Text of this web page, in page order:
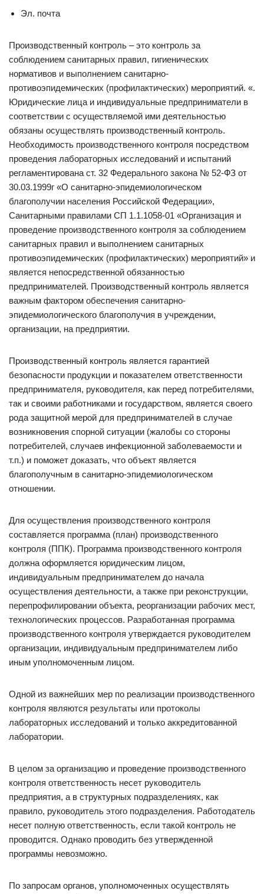
Эл. почта
Производственный контроль – это контроль за
соблюдением санитарных правил, гигиенических
нормативов и выполнением санитарно-
противоэпидемических (профилактических) мероприятий. «.
Юридические лица и индивидуальные предприниматели в
соответствии с осуществляемой ими деятельностью
обязаны осуществлять производственный контроль.
Необходимость производственного контроля посредством
проведения лабораторных исследований и испытаний
регламентирована ст. 32 Федерального закона № 52-ФЗ от
30.03.1999г «О санитарно-эпидемиологическом
благополучии населения Российской Федерации»,
Санитарными правилами СП 1.1.1058-01 «Организация и
проведение производственного контроля за соблюдением
санитарных правил и выполнением санитарных
противоэпидемических (профилактических) мероприятий» и
является непосредственной обязанностью
предпринимателей. Производственный контроль является
важным фактором обеспечения санитарно-
эпидемиологического благополучия в учреждении,
организации, на предприятии.
Производственный контроль является гарантией
безопасности продукции и показателем ответственности
предпринимателя, руководителя, как перед потребителями,
так и своими работниками и государством, является своего
рода защитной мерой для предпринимателей в случае
возникновения спорной ситуации (жалобы со стороны
потребителей, случаев инфекционной заболеваемости и
т.п.) и поможет доказать, что объект является
благополучным в санитарно-эпидемиологическом
отношении.
Для осуществления производственного контроля
составляется программа (план) производственного
контроля (ППК). Программа производственного контроля
должна оформляется юридическим лицом,
индивидуальным предпринимателем до начала
осуществления деятельности, а также при реконструкции,
перепрофилировании объекта, реорганизации рабочих мест,
технологических процессов. Разработанная программа
производственного контроля утверждается руководителем
организации, индивидуальным предпринимателем либо
иным уполномоченным лицом.
Одной из важнейших мер по реализации производственного
контроля являются результаты или протоколы
лабораторных исследований и только аккредитованной
лаборатории.
В целом за организацию и проведение производственного
контроля ответственность несет руководитель
предприятия, а в структурных подразделениях, как
правило, руководитель этого подразделения. Работодатель
несет полную ответственность, если такой контроль не
проводится. Однако проводить без утвержденной
программы невозможно.
По запросам органов, уполномоченных осуществлять